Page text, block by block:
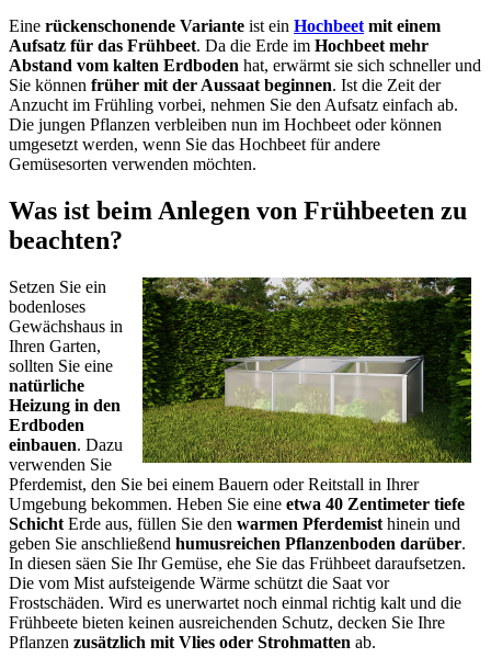
Eine rückenschonende Variante ist ein Hochbeet mit einem
Aufsatz für das Frühbeet. Da die Erde im Hochbeet mehr
Abstand vom kalten Erdboden hat, erwärmt sie sich schneller und
Sie können früher mit der Aussaat beginnen. Ist die Zeit der
Anzucht im Frühling vorbei, nehmen Sie den Aufsatz einfach ab.
Die jungen Pflanzen verbleiben nun im Hochbeet oder können
umgesetzt werden, wenn Sie das Hochbeet für andere
Gemüsesorten verwenden möchten.
Was ist beim Anlegen von Frühbeeten zu
beachten?
Setzen Sie ein
bodenloses
Gewächshaus in
Ihren Garten,
sollten Sie eine
natürliche
Heizung in den
Erdboden
einbauen. Dazu
verwenden Sie
Pferdemist, den Sie bei einem Bauern oder Reitstall in Ihrer
Umgebung bekommen. Heben Sie eine etwa 40 Zentimeter tiefe
Schicht Erde aus, füllen Sie den warmen Pferdemist hinein und
geben Sie anschließend humusreichen Pflanzenboden darüber.
In diesen säen Sie Ihr Gemüse, ehe Sie das Frühbeet daraufsetzen.
Die vom Mist aufsteigende Wärme schützt die Saat vor
Frostschäden. Wird es unerwartet noch einmal richtig kalt und die
Frühbeete bieten keinen ausreichenden Schutz, decken Sie Ihre
Pflanzen zusätzlich mit Vlies oder Strohmatten ab.